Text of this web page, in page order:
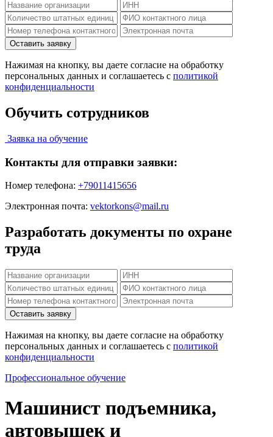
Нажимая на кнопку, вы даете согласие на обработку
персональных данных и соглашаетесь c политикой
конфиденциальности
Обучить сотрудников
Заявка на обучение
Контакты для отправки заявки:
Номер телефона: +79011415656
Электронная почта: vektorkons@mail.ru
Разработать документы по охране
труда
Нажимая на кнопку, вы даете согласие на обработку
персональных данных и соглашаетесь c политикой
конфиденциальности
Профессиональное обучение
Машинист подъемника,
автовышек и